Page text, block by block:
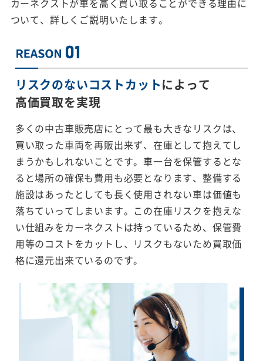
カーネクストが車を高く買い取ることができる理由に
ついて、詳しくご説明いたします。
リスクのないコストカットによって
高価買取を実現
多くの中古車販売店にとって最も大きなリスクは、
買い取った車両を再販出来ず、在庫として抱えてし
まうかもしれないことです。車一台を保管するとな
ると場所の確保も費用も必要となります、整備する
施設はあったとしても長く使用されない車は価値も
落ちていってしまいます。この在庫リスクを抱えな
い仕組みをカーネクストは持っているため、保管費
用等のコストをカットし、リスクもないため買取価
格に還元出来ているのです。